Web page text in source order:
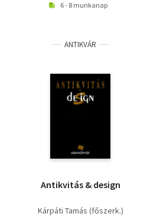
6 - 8 munkanap
ANTIKVÁR
Antikvitás & design
Kárpáti Tamás (főszerk.)